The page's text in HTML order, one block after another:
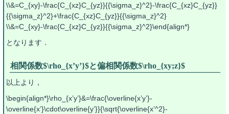
\\&=C_{xy}-\frac{C_{xz}C_{yz}}{{\sigma_z}^2}-\frac{C_{xz}C_{yz}}
{{\sigma_z}^2}+\frac{C_{xz}C_{yz}}{{\sigma_z}^2}
\\&=C_{xy}-\frac{C_{xz}C_{yz}}{{\sigma_z}^2}\end{align*}
となります．
相関係数$\rho_{x’y’}$と偏相関係数$\rho_{xy;z}$
以上より，
\begin{align*}\rho_{x’y’}&=\frac{\overline{x’y’}-
\overline{x’}\cdot\overline{y’}}{\sqrt{\overline{x’^2}-